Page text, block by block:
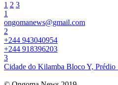
1 2 3
1
ongomanews@gmail.com
2
+244 943040954
+244 918396203
3
Cidade do Kilamba Bloco Y, Prédio